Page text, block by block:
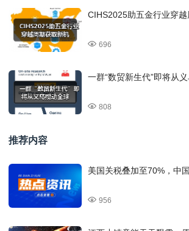
CIHS2025助五金行业穿
696
一群“数贸新生代”即将从
808
推荐内容
美国关税叠加至70%，中
956